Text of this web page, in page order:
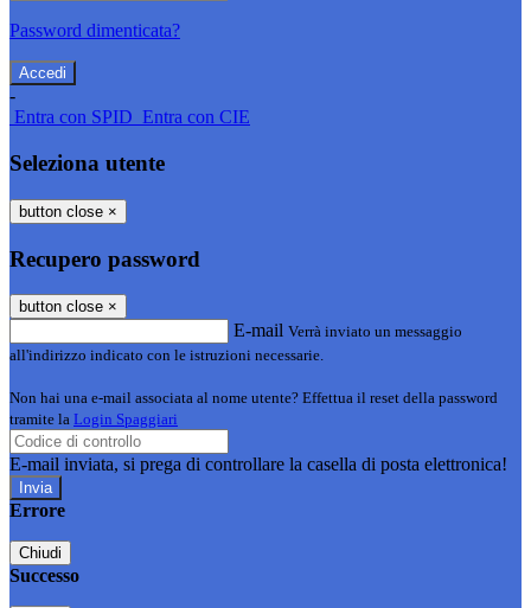
Password dimenticata?
-
Entra con SPID Entra con CIE
Seleziona utente
button close ×
Recupero password
button close ×
E-mail Verrà inviato un messaggio
all'indirizzo indicato con le istruzioni necessarie.
Non hai una e-mail associata al nome utente? Effettua il reset della password
tramite la Login Spaggiari
E-mail inviata, si prega di controllare la casella di posta elettronica!
Errore
Chiudi
Successo